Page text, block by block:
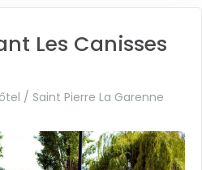
Les Canisses
/ Saint Pierre La Garenne